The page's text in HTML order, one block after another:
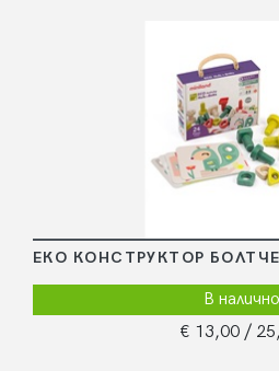
ЕКО КОНСТРУКТОР
В
€ 13,00 /